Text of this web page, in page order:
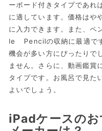
ーボード付きタイプであれ
に適しています。価格はや
に入力できます。また、ペ
le Pencilの収納に最適で
機会が多い方にぴったりで
ません。さらに、動画鑑賞
タイプです。お風呂で見た
よいでしょう。
iPadケースのお